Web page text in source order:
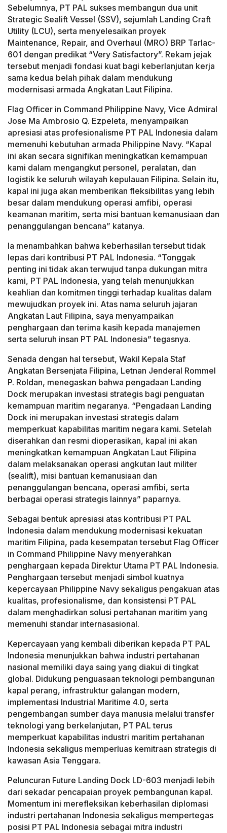
Sebelumnya, PT PAL sukses membangun dua unit
Strategic Sealift Vessel (SSV), sejumlah Landing Craft
Utility (LCU), serta menyelesaikan proyek
Maintenance, Repair, and Overhaul (MRO) BRP Tarlac-
601 dengan predikat “Very Satisfactory”. Rekam jejak
tersebut menjadi fondasi kuat bagi keberlanjutan kerja
sama kedua belah pihak dalam mendukung
modernisasi armada Angkatan Laut Filipina.
Flag Officer in Command Philippine Navy, Vice Admiral
Jose Ma Ambrosio Q. Ezpeleta, menyampaikan
apresiasi atas profesionalisme PT PAL Indonesia dalam
memenuhi kebutuhan armada Philippine Navy. “Kapal
ini akan secara signifikan meningkatkan kemampuan
kami dalam mengangkut personel, peralatan, dan
logistik ke seluruh wilayah kepulauan Filipina. Selain itu,
kapal ini juga akan memberikan fleksibilitas yang lebih
besar dalam mendukung operasi amfibi, operasi
keamanan maritim, serta misi bantuan kemanusiaan dan
penanggulangan bencana” katanya.
Ia menambahkan bahwa keberhasilan tersebut tidak
lepas dari kontribusi PT PAL Indonesia. “Tonggak
penting ini tidak akan terwujud tanpa dukungan mitra
kami, PT PAL Indonesia, yang telah menunjukkan
keahlian dan komitmen tinggi terhadap kualitas dalam
mewujudkan proyek ini. Atas nama seluruh jajaran
Angkatan Laut Filipina, saya menyampaikan
penghargaan dan terima kasih kepada manajemen
serta seluruh insan PT PAL Indonesia” tegasnya.
Senada dengan hal tersebut, Wakil Kepala Staf
Angkatan Bersenjata Filipina, Letnan Jenderal Rommel
P. Roldan, menegaskan bahwa pengadaan Landing
Dock merupakan investasi strategis bagi penguatan
kemampuan maritim negaranya. “Pengadaan Landing
Dock ini merupakan investasi strategis dalam
memperkuat kapabilitas maritim negara kami. Setelah
diserahkan dan resmi dioperasikan, kapal ini akan
meningkatkan kemampuan Angkatan Laut Filipina
dalam melaksanakan operasi angkutan laut militer
(sealift), misi bantuan kemanusiaan dan
penanggulangan bencana, operasi amfibi, serta
berbagai operasi strategis lainnya” paparnya.
Sebagai bentuk apresiasi atas kontribusi PT PAL
Indonesia dalam mendukung modernisasi kekuatan
maritim Filipina, pada kesempatan tersebut Flag Officer
in Command Philippine Navy menyerahkan
penghargaan kepada Direktur Utama PT PAL Indonesia.
Penghargaan tersebut menjadi simbol kuatnya
kepercayaan Philippine Navy sekaligus pengakuan atas
kualitas, profesionalisme, dan konsistensi PT PAL
dalam menghadirkan solusi pertahanan maritim yang
memenuhi standar internasasional.
Kepercayaan yang kembali diberikan kepada PT PAL
Indonesia menunjukkan bahwa industri pertahanan
nasional memiliki daya saing yang diakui di tingkat
global. Didukung penguasaan teknologi pembangunan
kapal perang, infrastruktur galangan modern,
implementasi Industrial Maritime 4.0, serta
pengembangan sumber daya manusia melalui transfer
teknologi yang berkelanjutan, PT PAL terus
memperkuat kapabilitas industri maritim pertahanan
Indonesia sekaligus memperluas kemitraan strategis di
kawasan Asia Tenggara.
Peluncuran Future Landing Dock LD-603 menjadi lebih
dari sekadar pencapaian proyek pembangunan kapal.
Momentum ini merefleksikan keberhasilan diplomasi
industri pertahanan Indonesia sekaligus mempertegas
posisi PT PAL Indonesia sebagai mitra industri